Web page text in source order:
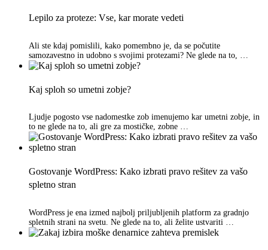
Lepilo za proteze: Vse, kar morate vedeti
Ali ste kdaj pomislili, kako pomembno je, da se počutite
samozavestno in udobno s svojimi protezami? Ne glede na to, …
Kaj sploh so umetni zobje?
Ljudje pogosto vse nadomestke zob imenujemo kar umetni zobje, in
to ne glede na to, ali gre za mostičke, zobne …
Gostovanje WordPress: Kako izbrati pravo rešitev za vašo
spletno stran
WordPress je ena izmed najbolj priljubljenih platform za gradnjo
spletnih strani na svetu. Ne glede na to, ali želite ustvariti …